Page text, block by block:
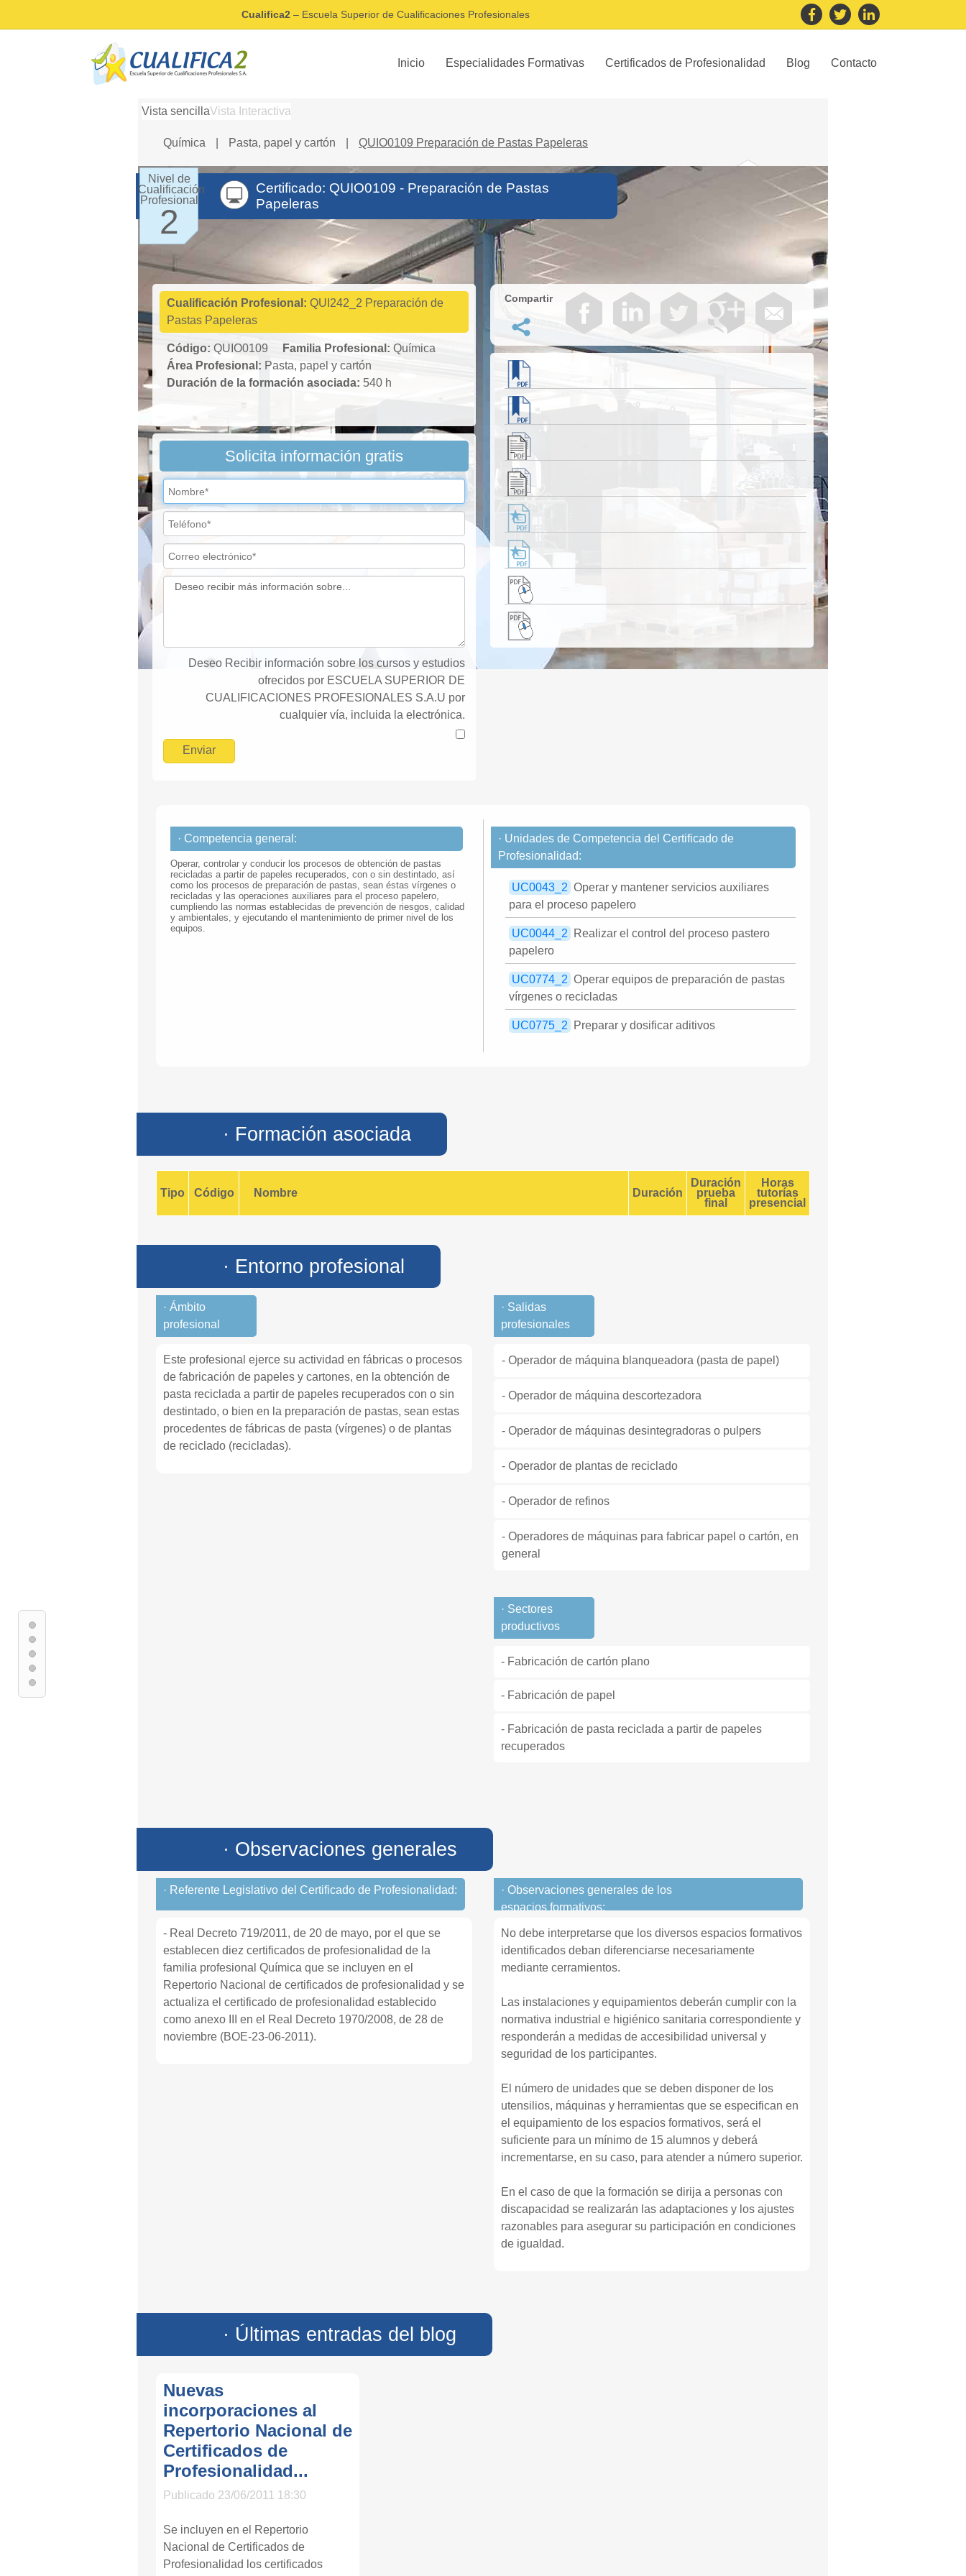
Cualifica2 – Escuela Superior de Cualificaciones Profesionales
Inicio Especialidades Formativas Certificados de Profesionalidad Blog Contacto
Vista sencillaVista Interactiva
Química Pasta, papel y cartón QUIO0109 Preparación de Pastas Papeleras
Nivel de
Cualificación
Profesional
2
Certificado: QUIO0109 - Preparación de Pastas
Papeleras
Cualificación Profesional: QUI242_2 Preparación de
Pastas Papeleras
Código: QUIO0109 Familia Profesional: Química
Área Profesional: Pasta, papel y cartón
Duración de la formación asociada: 540 h
Solicita información gratis
Deseo Recibir información sobre los cursos y estudios
ofrecidos por ESCUELA SUPERIOR DE
CUALIFICACIONES PROFESIONALES S.A.U por
cualquier vía, incluida la electrónica.
Compartir
· Competencia general:
Operar, controlar y conducir los procesos de obtención de pastas
recicladas a partir de papeles recuperados, con o sin destintado, así
como los procesos de preparación de pastas, sean éstas vírgenes o
recicladas y las operaciones auxiliares para el proceso papelero,
cumpliendo las normas establecidas de prevención de riesgos, calidad
y ambientales, y ejecutando el mantenimiento de primer nivel de los
equipos.
· Unidades de Competencia del Certificado de
Profesionalidad:
UC0043_2 Operar y mantener servicios auxiliares
para el proceso papelero
UC0044_2
Realizar el control del proceso pastero
papelero
UC0774_2 Operar equipos de preparación de pastas
vírgenes o recicladas
UC0775_2 Preparar y dosificar aditivos
· Formación asociada
Tipo Código Nombre Duración
Duración
prueba
final
Horas
tutorías
presencial
· Entorno profesional
· Ámbito
profesional
Este profesional ejerce su actividad en fábricas o procesos
de fabricación de papeles y cartones, en la obtención de
pasta reciclada a partir de papeles recuperados con o sin
destintado, o bien en la preparación de pastas, sean estas
procedentes de fábricas de pasta (vírgenes) o de plantas
de reciclado (recicladas).
· Salidas
profesionales
- Operador de máquina blanqueadora (pasta de papel)
- Operador de máquina descortezadora
- Operador de máquinas desintegradoras o pulpers
- Operador de plantas de reciclado
- Operador de refinos
- Operadores de máquinas para fabricar papel o cartón, en
general
· Sectores
productivos
- Fabricación de cartón plano
- Fabricación de papel
- Fabricación de pasta reciclada a partir de papeles
recuperados
· Observaciones generales
· Referente Legislativo del Certificado de Profesionalidad:
- Real Decreto 719/2011, de 20 de mayo, por el que se
establecen diez certificados de profesionalidad de la
familia profesional Química que se incluyen en el
Repertorio Nacional de certificados de profesionalidad y se
actualiza el certificado de profesionalidad establecido
como anexo III en el Real Decreto 1970/2008, de 28 de
noviembre (BOE-23-06-2011).
· Observaciones generales de los
espacios formativos:
No debe interpretarse que los diversos espacios formativos
identificados deban diferenciarse necesariamente
mediante cerramientos.
Las instalaciones y equipamientos deberán cumplir con la
normativa industrial e higiénico sanitaria correspondiente y
responderán a medidas de accesibilidad universal y
seguridad de los participantes.
El número de unidades que se deben disponer de los
utensilios, máquinas y herramientas que se especifican en
el equipamiento de los espacios formativos, será el
suficiente para un mínimo de 15 alumnos y deberá
incrementarse, en su caso, para atender a número superior.
En el caso de que la formación se dirija a personas con
discapacidad se realizarán las adaptaciones y los ajustes
razonables para asegurar su participación en condiciones
de igualdad.
· Últimas entradas del blog
Nuevas
incorporaciones al
Repertorio Nacional de
Certificados de
Profesionalidad...
Publicado 23/06/2011 18:30
Se incluyen en el Repertorio
Nacional de Certificados de
Profesionalidad los certificados